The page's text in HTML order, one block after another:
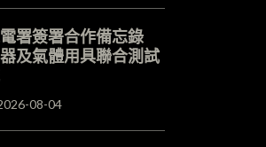
署簽署合作備忘錄
及氣體用具聯合測試
08-04